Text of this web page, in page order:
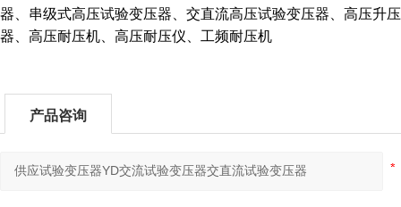
器、串级式高压试验变压器、交直流高压试验变压器、高压升压
器、高压耐压机、高压耐压仪、工频耐压机
产品咨询